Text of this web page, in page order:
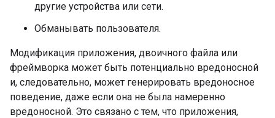
другие устройства или сети.
Обманывать пользователя.
Модификация приложения, двоичного файла или
фреймворка может быть потенциально вредоносной
и, следовательно, может генерировать вредоносное
поведение, даже если она не была намеренно
вредоносной. Это связано с тем, что приложения,